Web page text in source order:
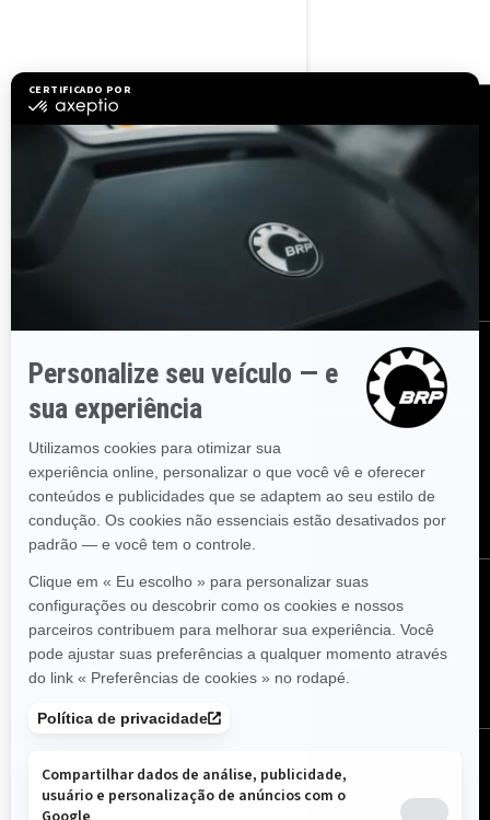
RECURSOS
Precisa de ajuda?
Carreiras
Recalls de segurança
Junte-se à rede de
revendedores da BRP
BRP Experiences
ASSINE
Inscreva-se em nossos e-mails.
Receba as últimas notícias, eventos
ASSINE
SIGA-NOS